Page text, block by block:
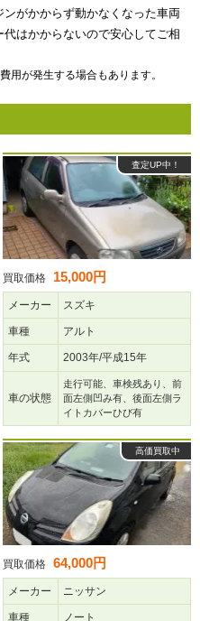
がかからず動かなくなった車両
はかからないので安心してご相
用が発生する場合もあります。
査定UP中！
買取価格 15,000円
メーカー スズキ
車種 アルト
年式 2003年/平成15年
車の状態
走行可能、車検残あり、前
面左側凹み有、後面左側ラ
イトカバーひび有
高価買取中
買取価格 64,000円
メーカー ニッサン
車種 ノート